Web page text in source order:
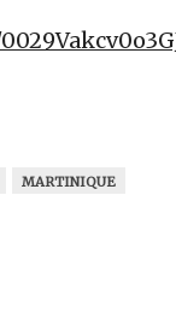
MARTINIQUE